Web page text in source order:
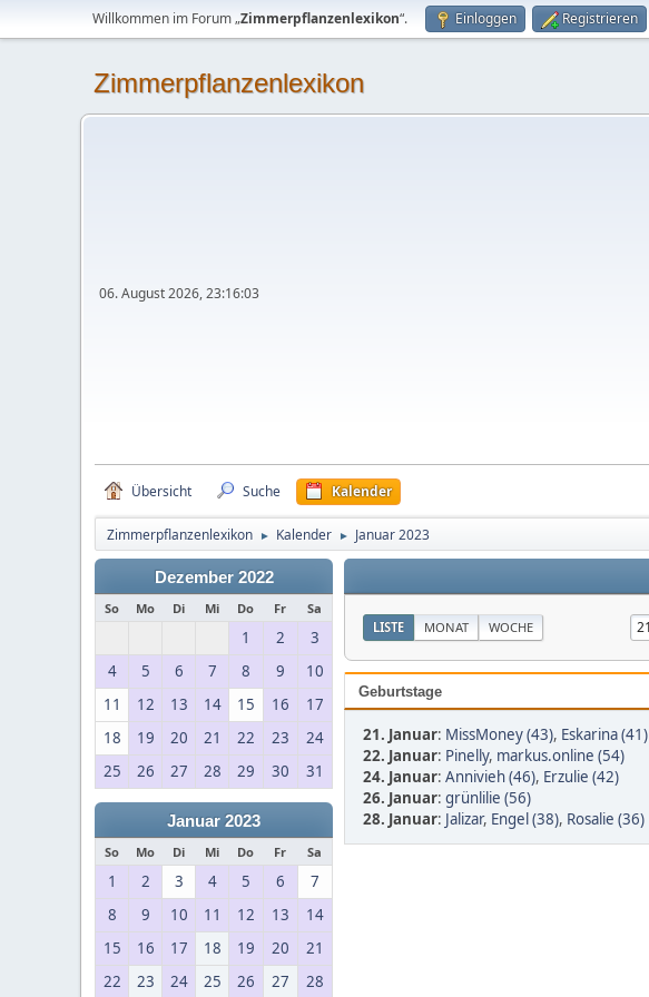
Willkommen im Forum „Zimmerpflanzenlexikon“. Einloggen Registrieren
Zimmerpflanzenlexikon
06. August 2026, 23:16:03
Übersicht Suche Kalender
Zimmerpflanzenlexikon ► Kalender ► Januar 2023
Dezember 2022
So Mo Di Mi Do Fr Sa
1 2
3
4
5 6 7 8 9
10
11
12 13 14 15 16
17
18
19 20 21 22 23
24
25
26 27 28 29 30 31
Januar 2023
So Mo Di Mi Do Fr Sa
1 2 3 4 5 6
7
8
9 10 11 12 13
14
15
16 17 18 19 20
21
22
23 24 25 26 27 28
LISTE MONAT WOCHE
Geburtstage
21. Januar: MissMoney (43), Eskarina (41)
22. Januar: Pinelly, markus.online (54)
24. Januar: Annivieh (46), Erzulie (42)
26. Januar: grünlilie (56)
28. Januar: Jalizar, Engel (38), Rosalie (36)